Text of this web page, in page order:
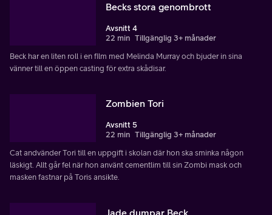
Becks stora genombrott
Avsnitt 4
22 min Tillgänglig 3+ månader
Beck har en liten roll i en film med Melinda Murray och bjuder in sina
vänner till en öppen casting för extra skådisar.
Zombien Tori
Avsnitt 5
22 min Tillgänglig 3+ månader
Cat andvänder Tori till en uppgift i skolan där hon ska sminka någon
läskigt. Allt går fel när hon använt cementlim till sin Zombi mask och
masken fastnar på Toris ansikte.
Jade dumpar Beck